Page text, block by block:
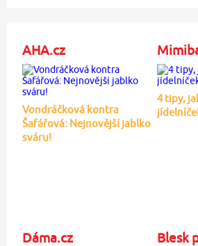
AHA.cz
Vondráčková kontra
Šafářová: Nejnovější jablko
sváru!
4 tipy,
Dáma.cz Blesk